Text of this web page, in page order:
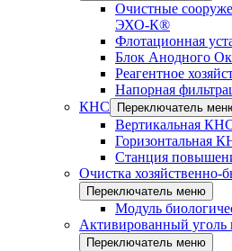
Очистные
ЭХО-К®
Флотационная
Блок Анодного
Реагентное
Напорная
КНС
Переключатель
Вертикальная
Горизонтальная
Станция
Очистка хозяйственно-
Переключатель меню
Модуль
Активированный уголь
Переключатель меню